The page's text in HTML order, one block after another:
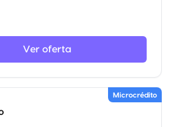
Ver oferta
Microcrédito